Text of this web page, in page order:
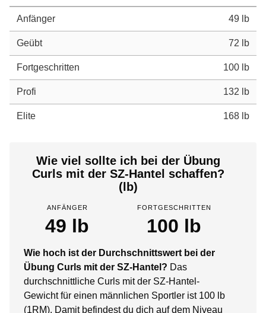
Anfänger 49 lb
Geübt 72 lb
Fortgeschritten 100 lb
Profi 132 lb
Elite 168 lb
Wie viel sollte ich bei der Übung
Curls mit der SZ-Hantel schaffen?
(lb)
ANFÄNGER
49 lb
FORTGESCHRITTEN
100 lb
Wie hoch ist der Durchschnittswert bei der
Übung Curls mit der SZ-Hantel? Das
durchschnittliche Curls mit der SZ-Hantel-
Gewicht für einen männlichen Sportler ist 100 lb
(1RM). Damit befindest du dich auf dem Niveau